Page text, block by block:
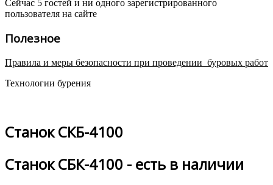
Сейчас 5 гостей и ни одного зарегистрированного
пользователя на сайте
Полезное
Правила и меры безопасности при проведении буровых работ
Технологии бурения
Станок СКБ-4100
Станок СБК-4100 - есть в наличии